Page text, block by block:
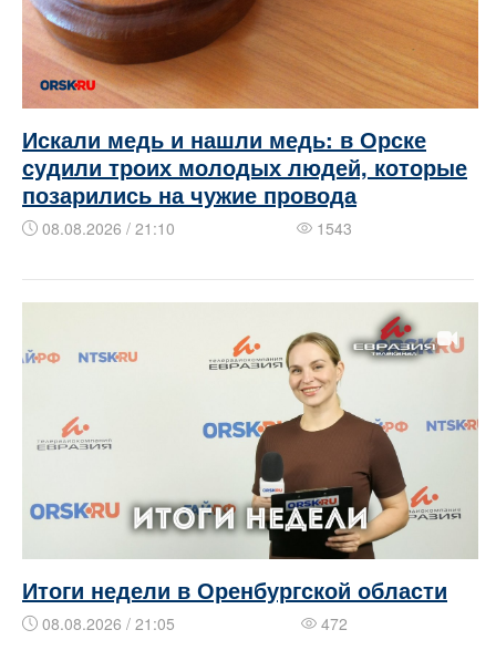
Искали медь и нашли медь: в Орске
судили троих молодых людей, которые
позарились на чужие провода
08.08.2026 / 21:10 1543
Итоги недели в Оренбургской области
08.08.2026 / 21:05 472